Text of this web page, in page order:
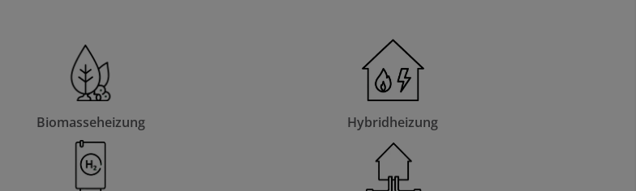
Biomasseheizung Hybridheizung